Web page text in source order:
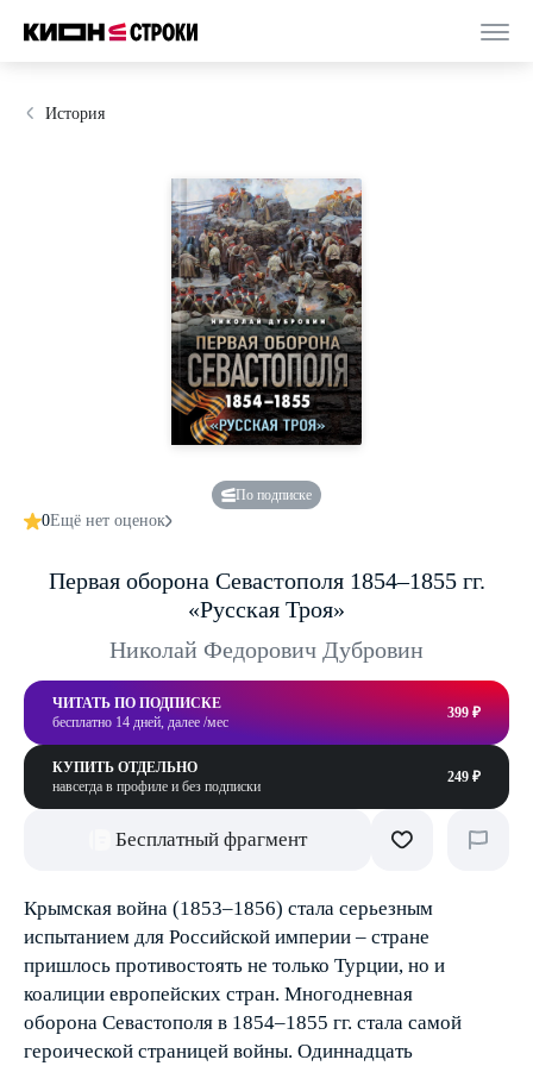
История
По подписке
0Ещё нет оценок
Первая оборона Севастополя 1854–1855 гг.
«Русская Троя»
Николай Федорович Дубровин
ЧИТАТЬ ПО ПОДПИСКЕ
бесплатно 14 дней, далее /мес
399 ₽
КУПИТЬ ОТДЕЛЬНО
навсегда в профиле и без подписки
249 ₽
Бесплатный фрагмент
Крымская война (1853–1856) стала серьезным
испытанием для Российской империи – стране
пришлось противостоять не только Турции, но и
коалиции европейских стран. Многодневная
оборона Севастополя в 1854–1855 гг. стала самой
героической страницей войны. Одиннадцать